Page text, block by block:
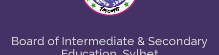
Board of Intermediate & Secondary